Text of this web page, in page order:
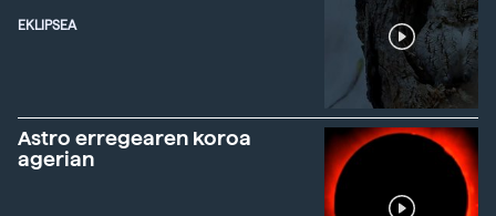
EKLIPSEA
Astro erregearen koroa
agerian